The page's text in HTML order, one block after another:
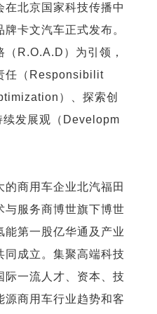
北京国家科技传播中
卡文汽车正式发布。
R.O.A.D）为引领，
任（Responsibilit
）、探索创
发展观（Developm
商用车企业北汽福田
与服务商博世旗下博世
能第一股亿华通及产业
同成立。集聚高端科技
际一流人才、资本、技
源商用车行业趋势和客